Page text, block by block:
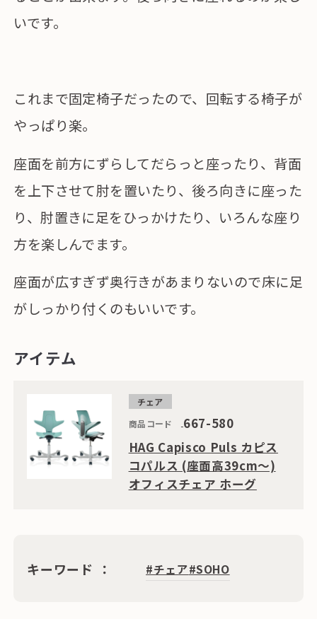
いです。
これまで固定椅子だったので、回転する椅子が
やっぱり楽。
座面を前方にずらしてだらっと座ったり、背面
を上下させて肘を置いたり、後ろ向きに座った
り、肘置きに足をひっかけたり、いろんな座り
方を楽しんでます。
座面が広すぎず奥行きがあまりないので床に足
がしっかり付くのもいいです。
アイテム
チェア
商品コード
667-580
HAG Capisco Puls カピス
コパルス (座面高39cm〜)
オフィスチェア ホーグ
キーワード #チェア#SOHO